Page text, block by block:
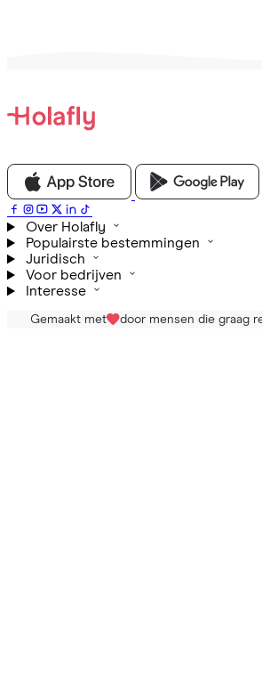
Over Holafly
Populairste bestemmingen
Juridisch
Voor bedrijven
Interesse
Gemaakt met door mensen die graag